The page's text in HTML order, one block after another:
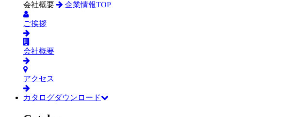
会社概要 企業情報TOP
ご挨拶
会社概要
アクセス
カタログダウンロード